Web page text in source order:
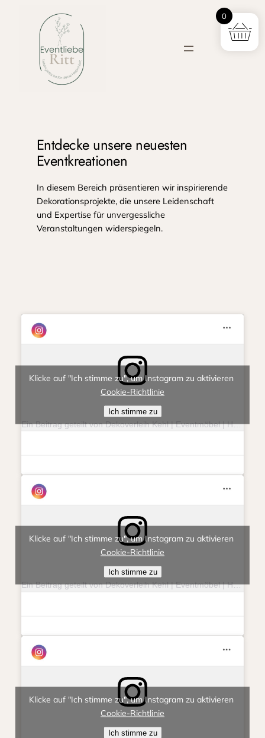
Entdecke unsere neuesten
Eventkreationen
In diesem Bereich präsentieren wir inspirierende
Dekorationsprojekte, die unsere Leidenschaft
und Expertise für unvergessliche
Veranstaltungen widerspiegeln.
Ein Beitrag geteilt von Dekoverleih Kehl | Eventmöbel | Hochzeit | Feierlichkeit (@eventlieberitt)
Klicke auf "Ich stimme zu", um Instagram zu aktivieren
Cookie-Richtlinie
Ich stimme zu
Ein Beitrag geteilt von Dekoverleih Kehl | Eventmöbel | Hochzeit | Feierlichkeit (@eventlieberitt)
Klicke auf "Ich stimme zu", um Instagram zu aktivieren
Cookie-Richtlinie
Ich stimme zu
Klicke auf "Ich stimme zu", um Instagram zu aktivieren
Cookie-Richtlinie
Ich stimme zu
0